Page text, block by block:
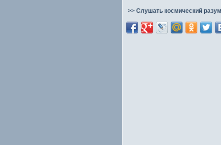
>> Слушать космический